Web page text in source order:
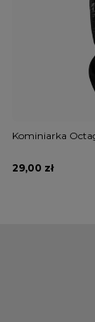
Kominiarka
29,00 zł